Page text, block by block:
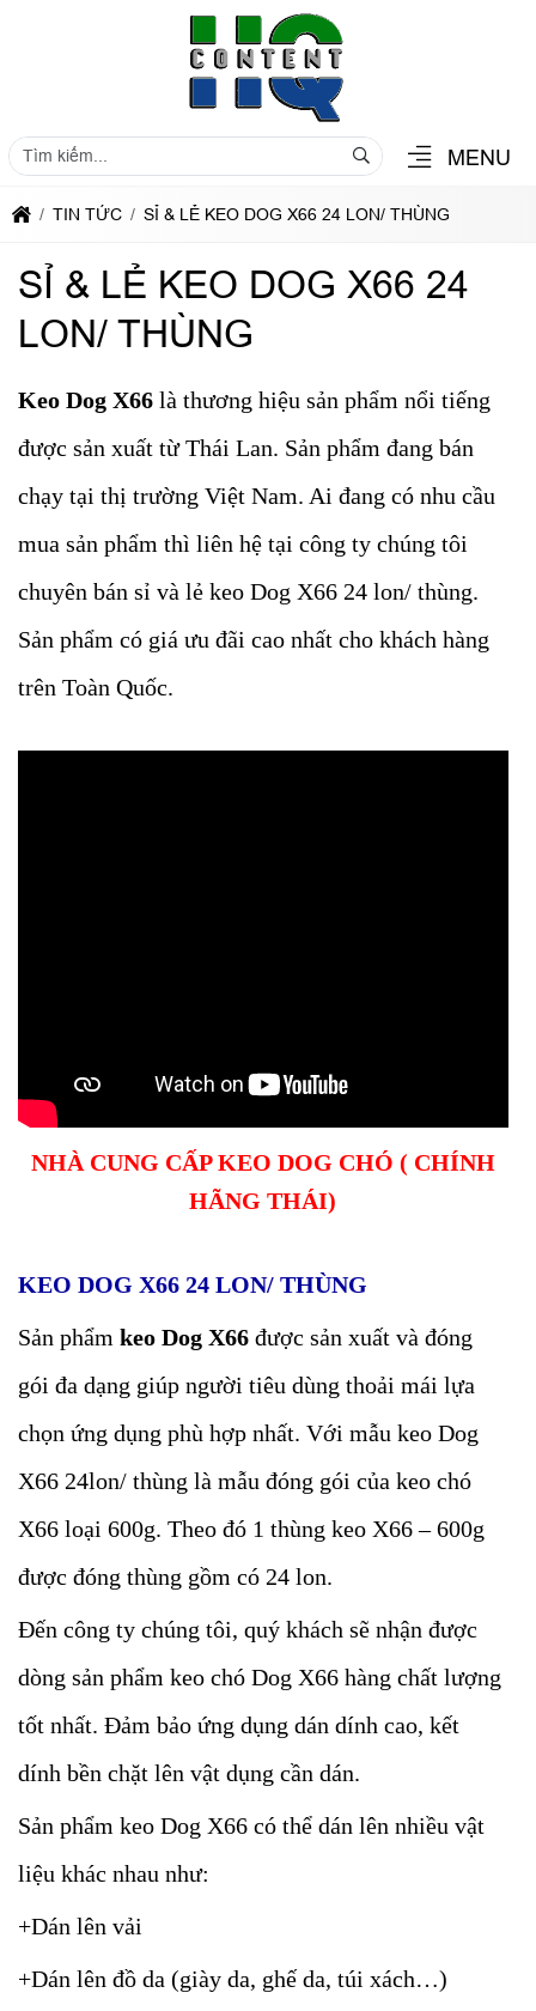
MENU
TIN TỨC SỈ & LẺ KEO DOG X66 24 LON/ THÙNG
SỈ & LẺ KEO DOG X66 24
LON/ THÙNG
Keo Dog X66 là thương hiệu sản phẩm nổi tiếng
được sản xuất từ Thái Lan. Sản phẩm đang bán
chạy tại thị trường Việt Nam. Ai đang có nhu cầu
mua sản phẩm thì liên hệ tại công ty chúng tôi
chuyên bán sỉ và lẻ keo Dog X66 24 lon/ thùng.
Sản phẩm có giá ưu đãi cao nhất cho khách hàng
trên Toàn Quốc.
NHÀ CUNG CẤP KEO DOG CHÓ ( CHÍNH
HÃNG THÁI)
KEO DOG X66 24 LON/ THÙNG
Sản phẩm keo Dog X66 được sản xuất và đóng
gói đa dạng giúp người tiêu dùng thoải mái lựa
chọn ứng dụng phù hợp nhất. Với mẫu keo Dog
X66 24lon/ thùng là mẫu đóng gói của keo chó
X66 loại 600g. Theo đó 1 thùng keo X66 – 600g
được đóng thùng gồm có 24 lon.
Đến công ty chúng tôi, quý khách sẽ nhận được
dòng sản phẩm keo chó Dog X66 hàng chất lượng
tốt nhất. Đảm bảo ứng dụng dán dính cao, kết
dính bền chặt lên vật dụng cần dán.
Sản phẩm keo Dog X66 có thể dán lên nhiều vật
liệu khác nhau như:
+Dán lên vải
+Dán lên đồ da (giày da, ghế da, túi xách…)